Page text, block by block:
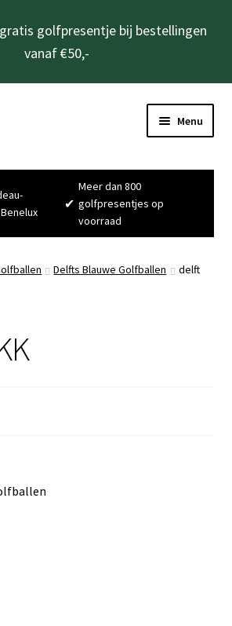
golfpresentje bij bestellingen
vanaf €50,-
Menu
✔
Meer dan 800
golfpresentjes op
voorraad
Delfts Blauwe Golfballen
delft